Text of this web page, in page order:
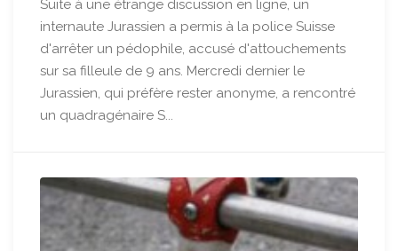
Suite à une étrange discussion en ligne, un
internaute Jurassien a permis à la police Suisse
d'arrêter un pédophile, accusé d'attouchements
sur sa filleule de 9 ans. Mercredi dernier le
Jurassien, qui préfère rester anonyme, a rencontré
un quadragénaire S...